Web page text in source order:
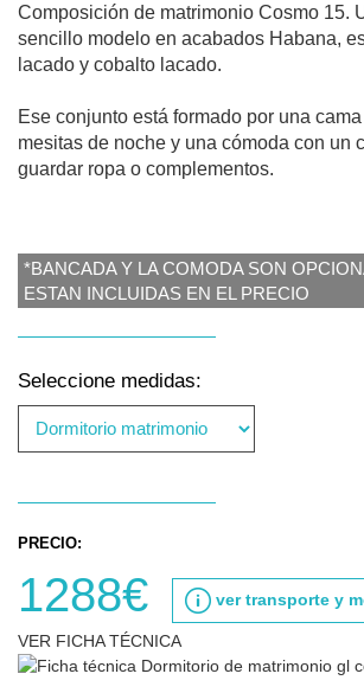
Composición de matrimonio Cosmo 15.
sencillo modelo en acabados Habana,
lacado y cobalto lacado.
Ese conjunto está formado por una
mesitas de noche y una cómoda con un
guardar ropa o complementos.
*BANCADA Y LA COMODA SON
ESTAN INCLUIDAS EN EL PRECIO
Seleccione medidas:
PRECIO:
1288€ ver transporte y
VER FICHA TÉCNICA